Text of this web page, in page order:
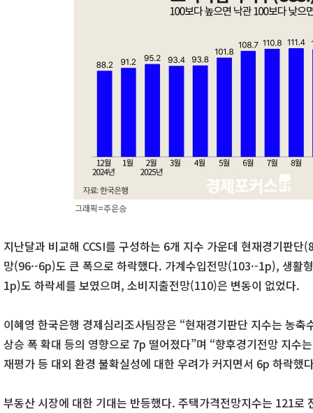
그래픽=주은승
지난달과 비교해 CCSI를 구성하는 6개 지수 가운데 현재경기판
망(96·-6p)도 큰 폭으로 하락했다. 가계수입전망(103·-1p), 생활
1p)도 하락세를 보였으며, 소비지출전망(110)은 변동이 없었다.
이혜영 한국은행 경제심리조사팀장은 “현재경기판단 지수는 농축
상승 폭 확대 등의 영향으로 7p 떨어졌다”며 “향후경기전망 지수
재평가 등 대외 환경 불확실성에 대한 우려가 커지면서 6p 하락했
부동산 시장에 대한 기대는 반등했다. 주택가격전망지수는 121로